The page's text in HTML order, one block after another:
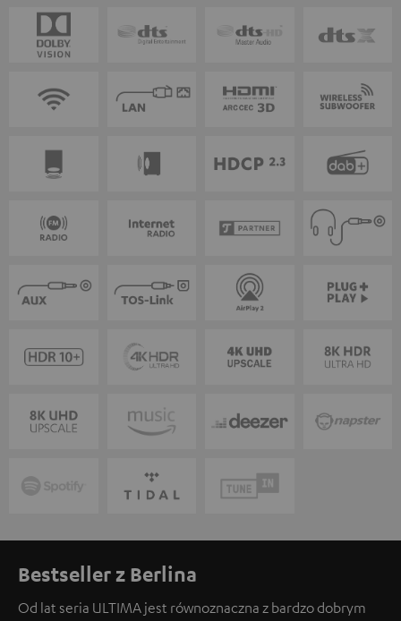
Bestseller z Berlina
Od lat seria ULTIMA jest równoznaczna z bardzo dobrym